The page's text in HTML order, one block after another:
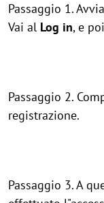
Passaggio 1.
Vai al Log in, e
Passaggio 2.
registrazione.
Passaggio 3. A